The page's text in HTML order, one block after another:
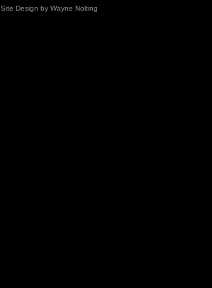
Site Design by Wayne Nolting